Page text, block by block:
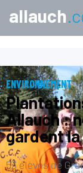
allauch
ENVIRONNEMENT
Allauch :
gardent
53 élèves de